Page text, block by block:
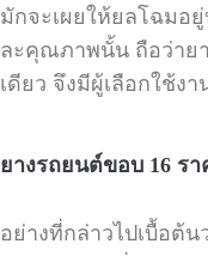
มักจะเผยให้ยลโฉมอ
ละคุณภาพนั้น ถือว่าย
เดียว จึงมีผู้เลือกใช้ง
ยางรถยนต์ขอบ 16 รา
อย่างที่กล่าวไปเบื้อต้